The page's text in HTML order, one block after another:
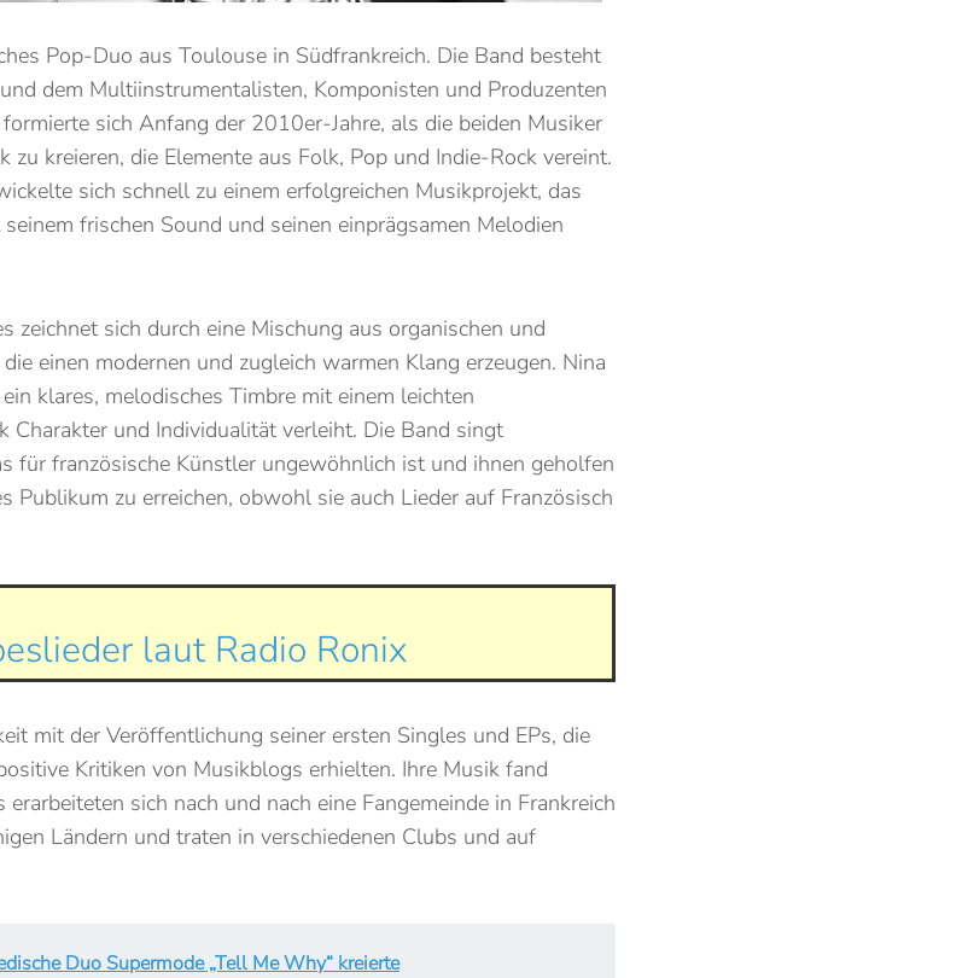
Pop-Duo aus Toulouse in Südfrankreich. Die Band besteht
dem Multiinstrumentalisten, Komponisten und Produzenten
sich Anfang der 2010er-Jahre, als die beiden Musiker
zu kreieren, die Elemente aus Folk, Pop und Indie-Rock vereint.
sich schnell zu einem erfolgreichen Musikprojekt, das
frischen Sound und seinen einprägsamen Melodien
zeichnet sich durch eine Mischung aus organischen und
einen modernen und zugleich warmen Klang erzeugen. Nina
klares, melodisches Timbre mit einem leichten
Charakter und Individualität verleiht. Die Band singt
für französische Künstler ungewöhnlich ist und ihnen geholfen
Publikum zu erreichen, obwohl sie auch Lieder auf Französisch
laut Radio Ronix
mit der Veröffentlichung seiner ersten Singles und EPs, die
Kritiken von Musikblogs erhielten. Ihre Musik fand
sich nach und nach eine Fangemeinde in Frankreich
Ländern und traten in verschiedenen Clubs und auf
Duo Supermode „Tell Me Why“ kreierte